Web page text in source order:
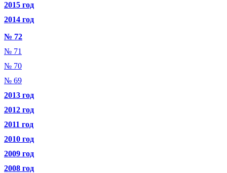
2015 год
2014 год
№ 72
№ 71
№ 70
№ 69
2013 год
2012 год
2011 год
2010 год
2009 год
2008 год